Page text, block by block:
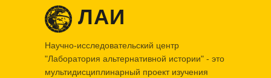
ЛАИ
Научно-исследовательский центр
"Лаборатория альтернативной истории" - это
мультидисциплинарный проект изучения